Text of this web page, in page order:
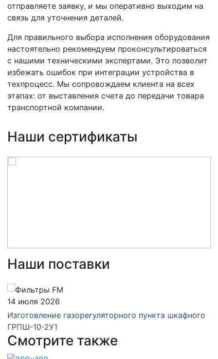
отправляете заявку, и мы оперативно выходим на
связь для уточнения деталей.
Для правильного выбора исполнения оборудования
настоятельно рекомендуем проконсультироваться
с нашими техническими экспертами. Это позволит
избежать ошибок при интеграции устройства в
техпроцесс. Мы сопровождаем клиента на всех
этапах: от выставления счета до передачи товара
транспортной компании.
Наши сертификаты
Наши поставки
14 июля 2026
Изготовление газорегуляторного пункта шкафного
ГРПШ-10-2У1
Смотрите также